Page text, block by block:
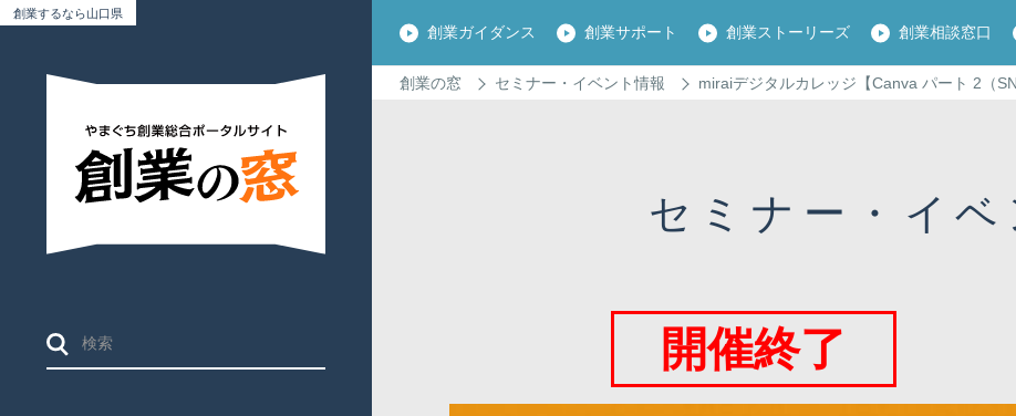
創業するなら山口県
検
索:
創業ガイダンス 創業サポート 創業ストーリーズ 創業相談窓口
創業の窓 セミナー・イベント情報 miraiデジタルカレッジ【Canva パート 2（
セミナー・イベ
開催終了